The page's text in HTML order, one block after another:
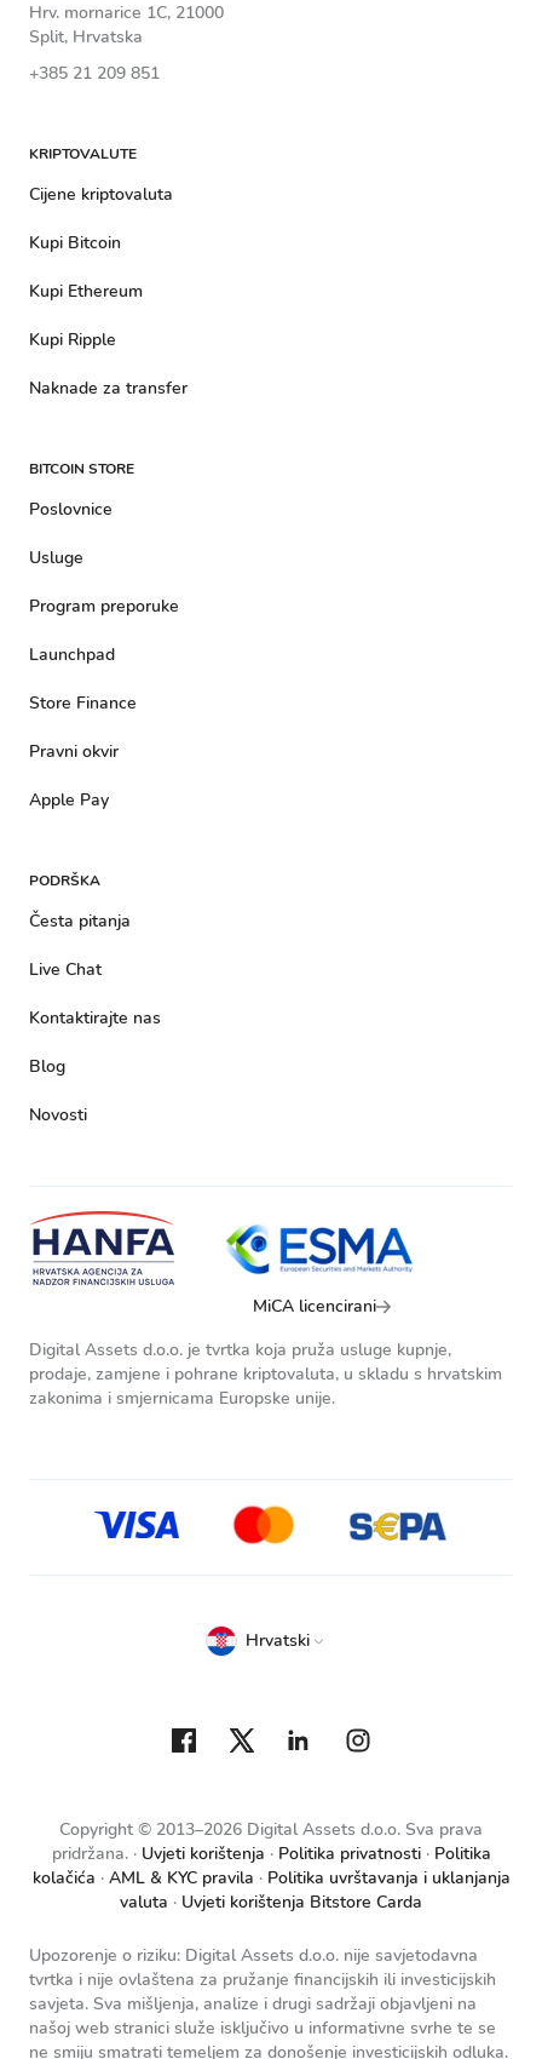
Hrv. mornarice 1C, 21000
Split, Hrvatska
+385 21 209 851
KRIPTOVALUTE
Cijene kriptovaluta
Kupi Bitcoin
Kupi Ethereum
Kupi Ripple
Naknade za transfer
BITCOIN STORE
Poslovnice
Usluge
Program preporuke
Launchpad
Store Finance
Pravni okvir
Apple Pay
PODRŠKA
Česta pitanja
Live Chat
Kontaktirajte nas
Blog
Novosti
MiCA licencirani
Digital Assets d.o.o. je tvrtka koja pruža usluge kupnje,
prodaje, zamjene i pohrane kriptovaluta, u skladu s hrvatskim
zakonima i smjernicama Europske unije.
Copyright © 2013–2026 Digital Assets d.o.o. Sva prava
pridržana.
Uvjeti korištenja Politika privatnosti
Politika
kolačića
AML & KYC pravila
Politika uvrštavanja i uklanjanja
valuta
Uvjeti korištenja Bitstore Carda
Hrvatski
Upozorenje o riziku: Digital Assets d.o.o. nije savjetodavna
tvrtka i nije ovlaštena za pružanje financijskih ili investicijskih
savjeta. Sva mišljenja, analize i drugi sadržaji objavljeni na
našoj web stranici služe isključivo u informativne svrhe te se
ne smiju smatrati temeljem za donošenje investicijskih odluka.